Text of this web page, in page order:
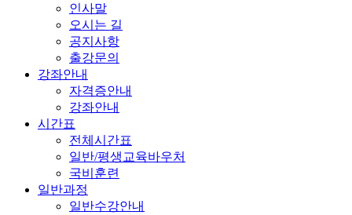
인사말
오시는 길
공지사항
출강문의
강좌안내
자격증안내
강좌안내
시간표
전체시간표
일반/평생교육바우처
국비훈련
일반과정
일반수강안내